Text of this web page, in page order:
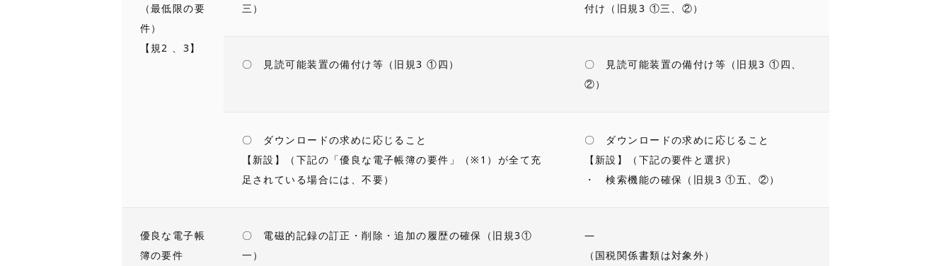
（最低限の要
件）
【規2 、3】
三）
付け（旧規3 ①三、②）
〇 見読可能装置の備付け等（旧規3 ①四）
〇 見読可能装置の備付け等（旧規3 ①四、
②）
〇 ダウンロードの求めに応じること
【新設】（下記の「優良な電子帳簿の要件」（※1）が全て充
足されている場合には、不要）
〇 ダウンロードの求めに応じること
【新設】（下記の要件と選択）
・ 検索機能の確保（旧規3 ①五、②）
優良な電子帳
簿の要件
〇 電磁的記録の訂正・削除・追加の履歴の確保（旧規3①
一）
―
（国税関係書類は対象外）